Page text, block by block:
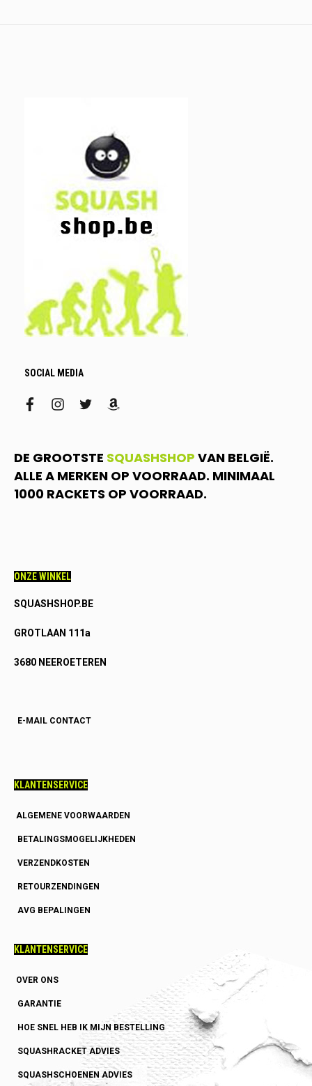
SOCIAL MEDIA
facebookinstagram
twitteramazon
DE GROOTSTE SQUASHSHOP VAN BELGIË.
ALLE A MERKEN OP VOORRAAD. MINIMAAL
1000 RACKETS OP VOORRAAD.
ONZE WINKEL
SQUASHSHOP.BE
GROTLAAN 111a
3680 NEEROETEREN
E-MAIL CONTACT
KLANTENSERVICE
ALGEMENE VOORWAARDEN
BETALINGSMOGELIJKHEDEN
VERZENDKOSTEN
RETOURZENDINGEN
AVG BEPALINGEN
KLANTENSERVICE
OVER ONS
GARANTIE
HOE SNEL HEB IK MIJN BESTELLING
SQUASHRACKET ADVIES
SQUASHSCHOENEN ADVIES